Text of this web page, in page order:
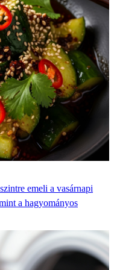
emeli a vasárnapi
a hagyományos